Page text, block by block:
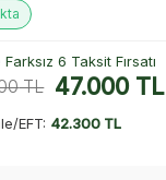
6 Taksit Fırsatı
TL 47.000TL
EFT: 42.300 TL